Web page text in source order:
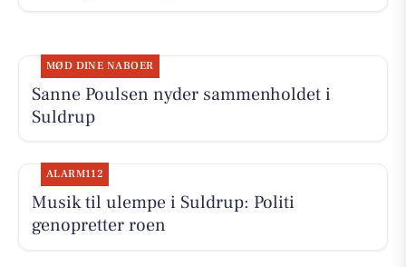
MØD DINE NABOER
Sanne Poulsen nyder sammenholdet i
Suldrup
ALARM112
Musik til ulempe i Suldrup: Politi
genopretter roen